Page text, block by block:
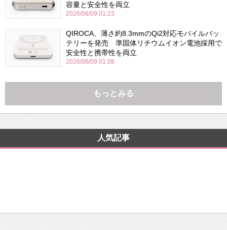
容量と安全性を両立
2026/06/09 01:23
QIROCA、薄さ約8.3mmのQi2対応モバイルバッ
テリーを発売 準固体リチウムイオン電池採用で
安全性と携帯性を両立
2026/06/09 01:08
もっとみる
人気記事